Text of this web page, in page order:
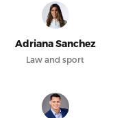
Adriana Sanchez
Law and sport